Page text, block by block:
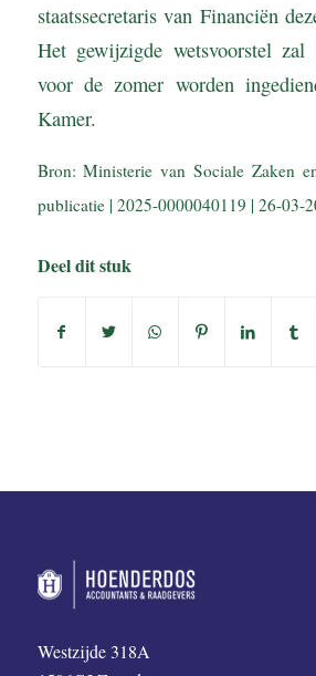
staatssecretaris van Financiën
Het gewijzigde wetsvoorstel zal
voor de zomer worden
Kamer.
Bron: Ministerie van Sociale Zaken
publicatie | 2025-0000040119 | 26-03-
Deel dit stuk
Westzijde 318A